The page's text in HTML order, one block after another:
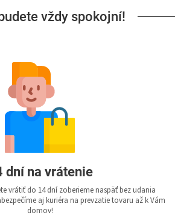
vždy spokojní!
dní na vrátenie
vrátiť do 14 dní zoberieme naspäť bez udania
aj kuriéra na prevzatie tovaru až k Vám
domov!